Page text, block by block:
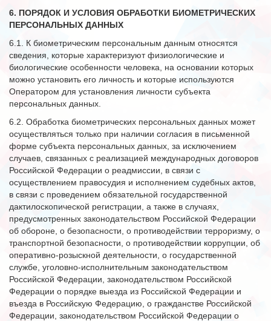
6. ПОРЯДОК И УСЛОВИЯ ОБРАБОТКИ БИОМЕТРИЧЕСКИХ
ПЕРСОНАЛЬНЫХ ДАННЫХ
6.1. К биометрическим персональным данным относятся
сведения, которые характеризуют физиологические и
биологические особенности человека, на основании которых
можно установить его личность и которые используются
Оператором для установления личности субъекта
персональных данных.
6.2. Обработка биометрических персональных данных может
осуществляться только при наличии согласия в письменной
форме субъекта персональных данных, за исключением
случаев, связанных с реализацией международных договоров
Российской Федерации о реадмиссии, в связи с
осуществлением правосудия и исполнением судебных актов,
в связи с проведением обязательной государственной
дактилоскопической регистрации, а также в случаях,
предусмотренных законодательством Российской Федерации
об обороне, о безопасности, о противодействии терроризму, о
транспортной безопасности, о противодействии коррупции, об
оперативно-розыскной деятельности, о государственной
службе, уголовно-исполнительным законодательством
Российской Федерации, законодательством Российской
Федерации о порядке выезда из Российской Федерации и
въезда в Российскую Федерацию, о гражданстве Российской
Федерации, законодательством Российской Федерации о